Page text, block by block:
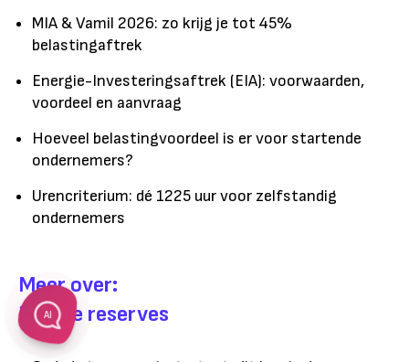
MIA & Vamil 2026: zo krijg je tot 45%
belastingaftrek
Energie-Investeringsaftrek (EIA): voorwaarden,
voordeel en aanvraag
Hoeveel belastingvoordeel is er voor startende
ondernemers?
Urencriterium: dé 1225 uur voor zelfstandig
ondernemers
Meer over:
Fiscale reserves
AI